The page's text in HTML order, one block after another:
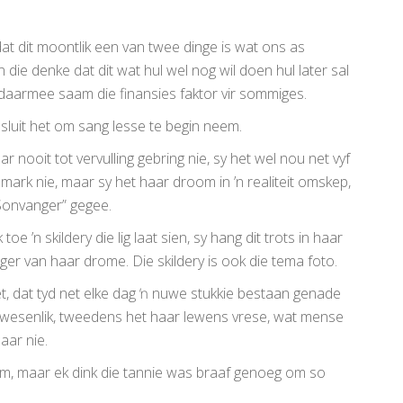
dit moontlik een van twee dinge is wat ons as
denke dat dit wat hul wel nog wil doen hul later sal
saam die finansies faktor vir sommiges.
het om sang lesse te begin neem.
nooit tot vervulling gebring nie, sy het wel nou net vyf
nie, maar sy het haar droom in ’n realiteit omskep,
gegee.
’n skildery die lig laat sien, sy hang dit trots in haar
van haar drome. Die skildery is ook die tema foto.
dat tyd net elke dag ŉ nuwe stukkie bestaan genade
tweedens het haar lewens vrese, wat mense
nie.
maar ek dink die tannie was braaf genoeg om so